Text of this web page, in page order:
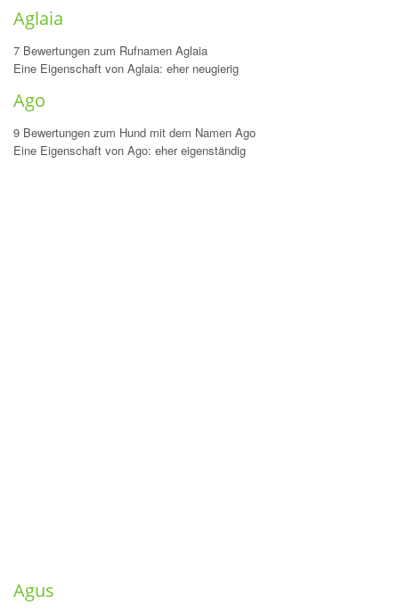
Aglaia
7 Bewertungen zum Rufnamen Aglaia
Eine Eigenschaft von Aglaia: eher neugierig
Ago
9 Bewertungen zum Hund mit dem Namen Ago
Eine Eigenschaft von Ago: eher eigenständig
Agus